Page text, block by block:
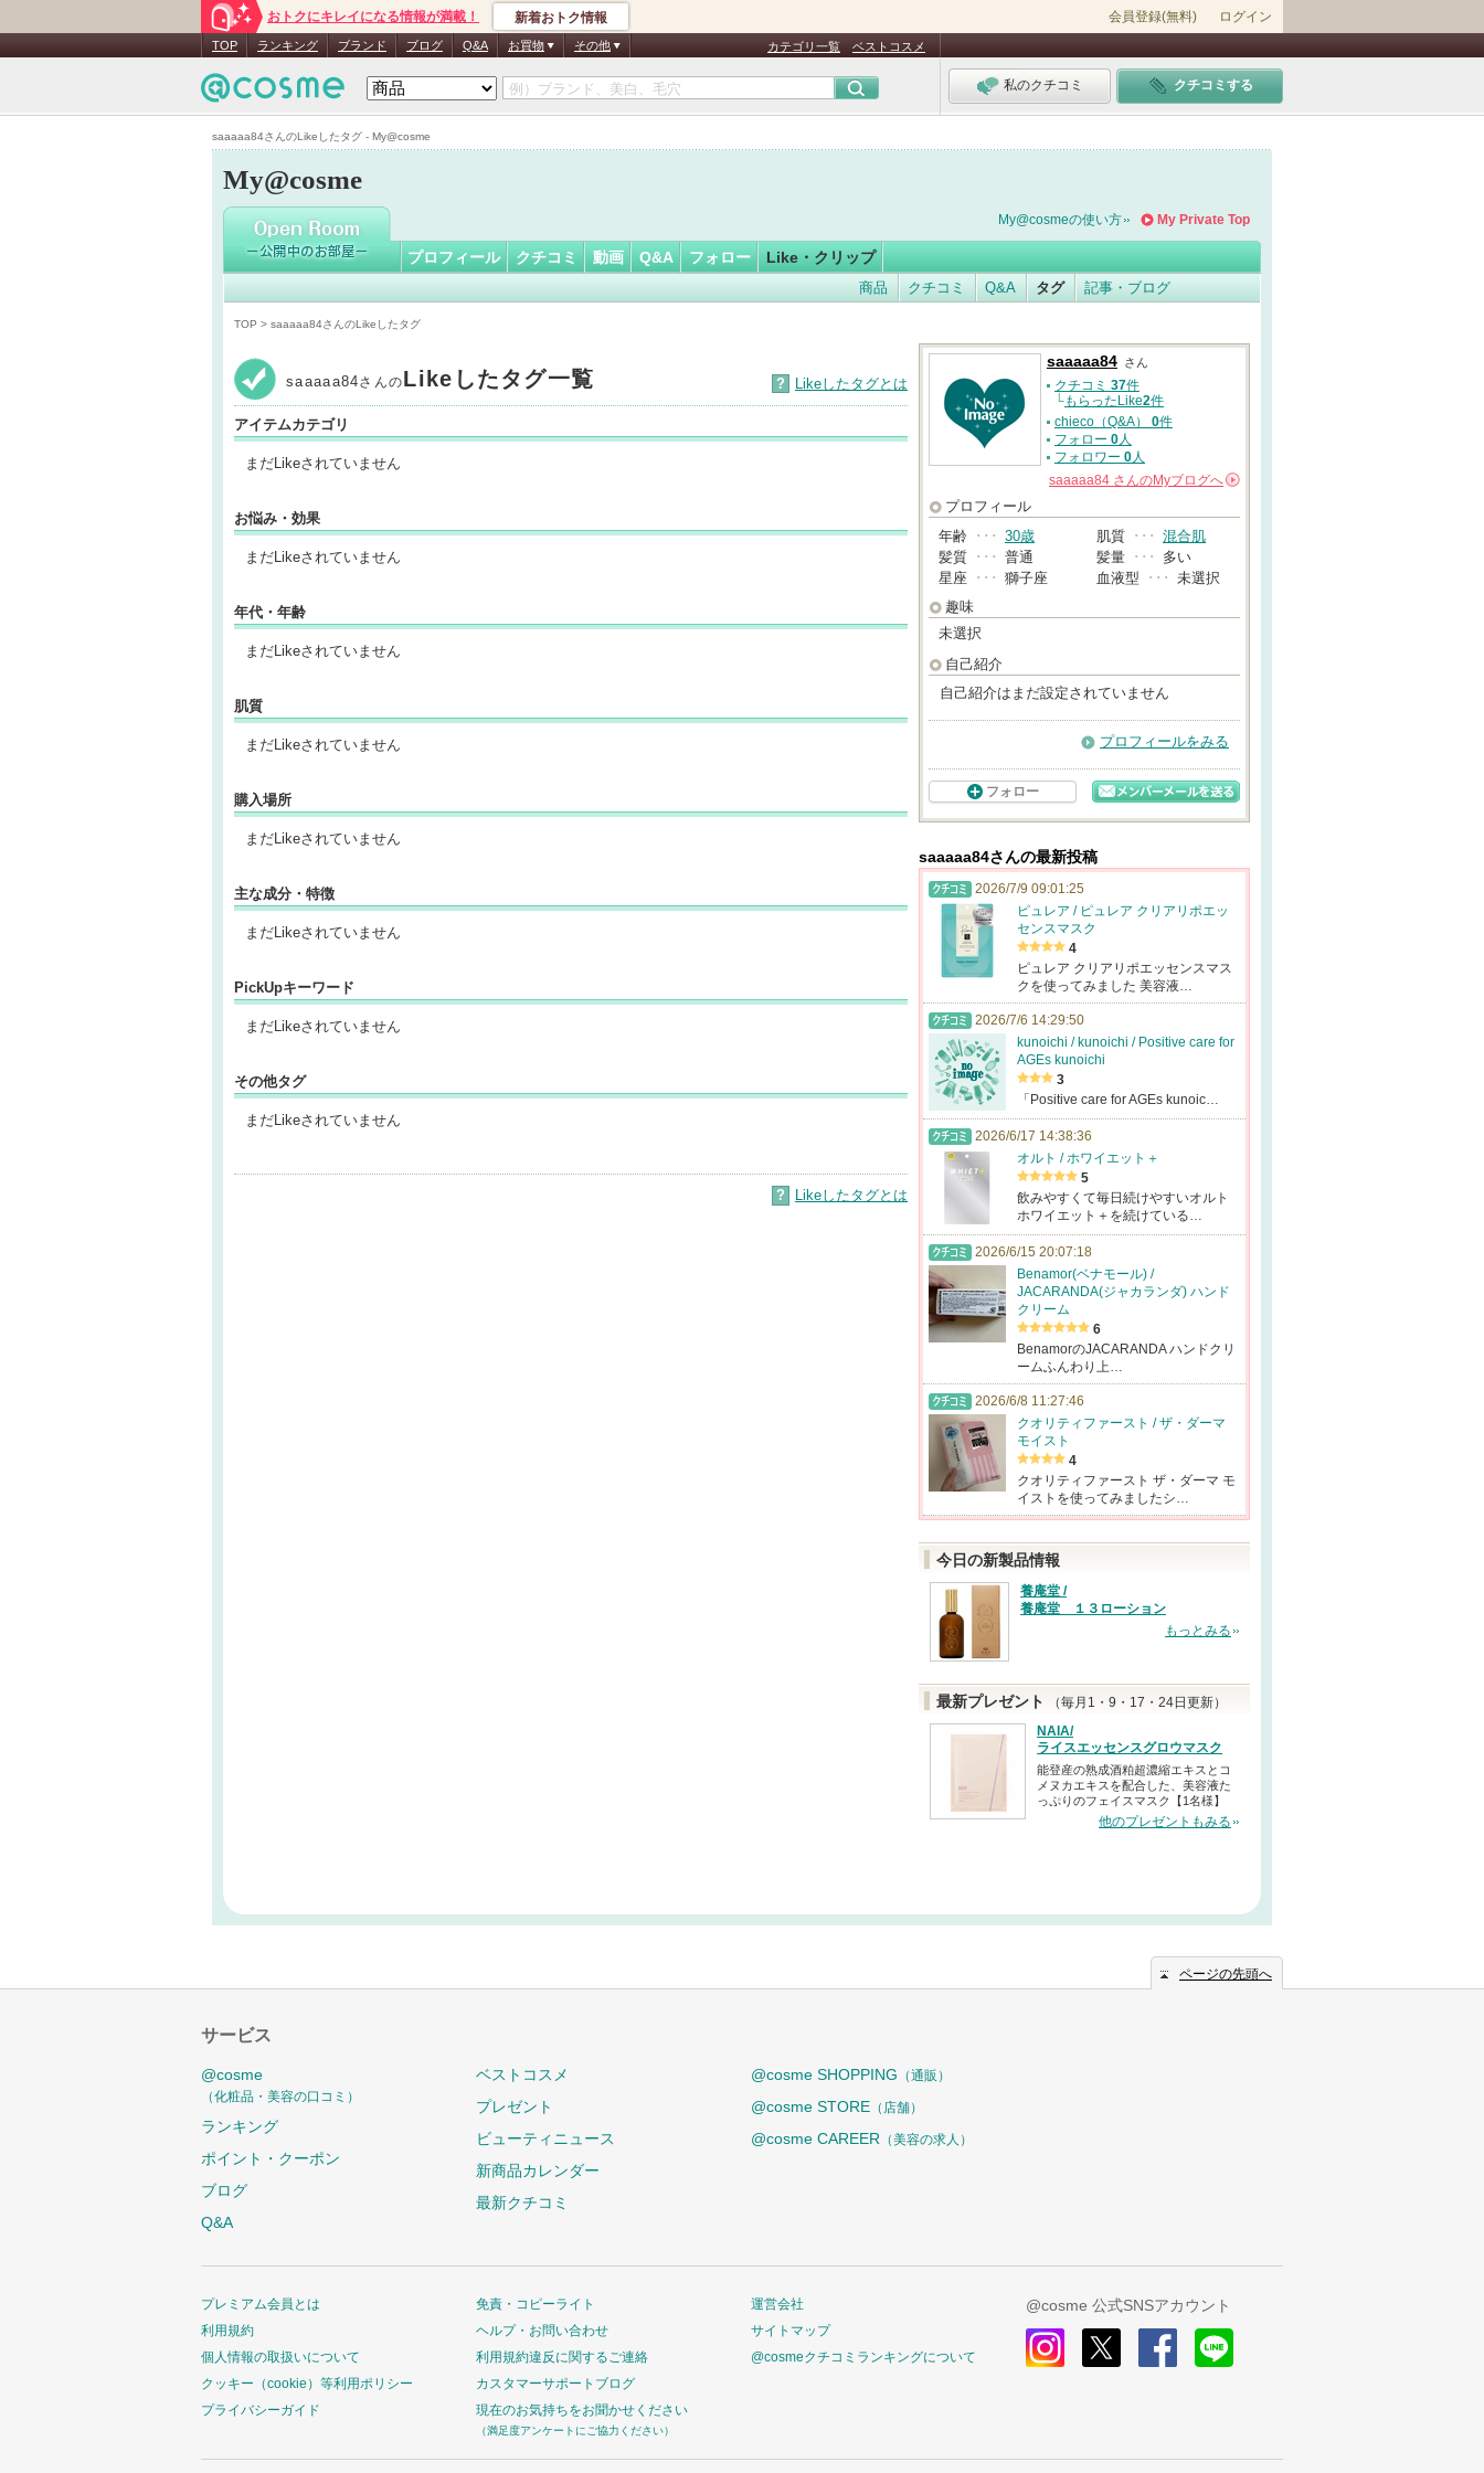
saaaaa84さんのLikeしたタグ - My@cosme
おトクにキレイになる情報が満載！ 新着おトク情報 会員登録(無料) ログイン
TOP ランキング ブランド ブログ Q&A お買物 その他 カテゴリ一覧 ベストコスメ
私のクチコミ クチコミする
My@cosme
saaaaa84さん
My Private Top
My@cosmeの使い方
プロフィール クチコミ 動画 Q&A フォロー Like・クリップ
商品 クチコミ Q&A タグ 記事・ブログ
TOP > saaaaa84さんのLikeしたタグ
saaaaa84さんのLikeしたタグ一覧 ? Likeしたタグとは
アイテムカテゴリ
まだLikeされていません
お悩み・効果
まだLikeされていません
年代・年齢
まだLikeされていません
肌質
まだLikeされていません
購入場所
まだLikeされていません
主な成分・特徴
まだLikeされていません
PickUpキーワード
まだLikeされていません
その他タグ
まだLikeされていません
? Likeしたタグとは
saaaaa84 さん
クチコミ 37件
└もらったLike2件
chieco（Q&A） 0件
フォロー 0人
フォロワー 0人
saaaaa84 さんのMyブログへ
プロフィール
年齢 ･･･ 30歳 肌質 ･･･ 混合肌
髪質 ･･･ 普通 髪量 ･･･
多い
星座 ･･･ 獅子座 血液型 ･･･ 未選択
趣味
未選択
自己紹介
自己紹介はまだ設定されていません
プロフィールをみる
フォロー
saaaaa84さんの最新投稿
2026/7/9 09:01:25
ピュレア / ピュレア クリアリポエッ
センスマスク
4
ピュレア クリアリポエッセンスマス
クを使ってみました 美容液…
2026/7/6 14:29:50
kunoichi / kunoichi / Positive care for
AGEs kunoichi
3
「Positive care for AGEs kunoic…
2026/6/17 14:38:36
オルト / ホワイエット＋
5
飲みやすくて毎日続けやすいオルト
ホワイエット＋を続けている…
2026/6/15 20:07:18
Benamor(ベナモール) /
JACARANDA(ジャカランダ) ハンド
クリーム
6
BenamorのJACARANDA ハンドクリ
ームふんわり上…
2026/6/8 11:27:46
クオリティファースト / ザ・ダーマ
モイスト
4
クオリティファースト ザ・ダーマ モ
イストを使ってみましたシ…
今日の新製品情報
養庵堂 /
養庵堂 １３ローション
もっとみる
最新プレゼント
（毎月1・9・17・24日更新）
NAIA/
ライスエッセンスグロウマスク
能登産の熟成酒粕超濃縮エキスとコ
メヌカエキスを配合した、美容液た
っぷりのフェイスマスク【1名様】
他のプレゼントもみる
ページの先頭へ
サービス
@cosme
（化粧品・美容の口コミ）
ランキング
ポイント・クーポン
ブログ
Q&A
ベストコスメ
プレゼント
ビューティニュース
新商品カレンダー
最新クチコミ
@cosme SHOPPING （通販）
@cosme STORE （店舗）
@cosme CAREER （美容の求人）
プレミアム会員とは
利用規約
個人情報の取扱いについて
クッキー（cookie）等利用ポリシー
プライバシーガイド
免責・コピーライト
ヘルプ・お問い合わせ
利用規約違反に関するご連絡
カスタマーサポートブログ
現在のお気持ちをお聞かせください
（満足度アンケートにご協力ください）
運営会社
サイトマップ
@cosmeクチコミランキングについて
@cosme 公式SNSアカウント